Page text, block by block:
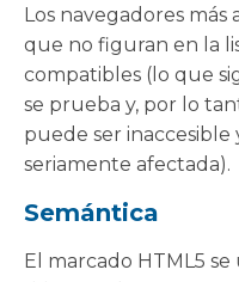
Los navegadores
que no figuran en la
compatibles (lo que
se prueba y, por lo
puede ser inaccesible
seriamente afectada).
Semántica
El marcado HTML5